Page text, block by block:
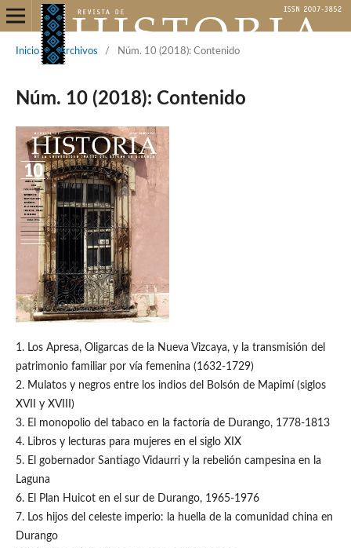
Inicio / Archivos / Núm. 10 (2018): Contenido
Núm. 10 (2018): Contenido
1. Los Apresa, Oligarcas de la Nueva Vizcaya, y la transmisión del
patrimonio familiar por vía femenina (1632-1729)
2. Mulatos y negros entre los indios del Bolsón de Mapimí (siglos
XVII y XVIII)
3. El monopolio del tabaco en la factoría de Durango, 1778-1813
4. Libros y lecturas para mujeres en el siglo XIX
5. El gobernador Santiago Vidaurri y la rebelión campesina en la
Laguna
6. El Plan Huicot en el sur de Durango, 1965-1976
7. Los hijos del celeste imperio: la huella de la comunidad china en
Durango